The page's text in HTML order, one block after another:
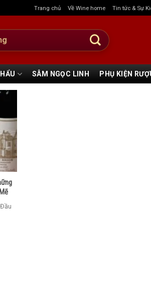
Trang chủ Về Wine home Tin tức & Sự
SÂM NGỌC LINH PHỤ KIỆN